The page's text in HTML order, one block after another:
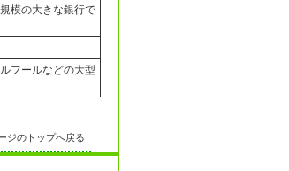
模の大きな銀行で
フールなどの大型
ジのトップへ戻る